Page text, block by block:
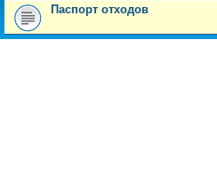
Паспорт отходов